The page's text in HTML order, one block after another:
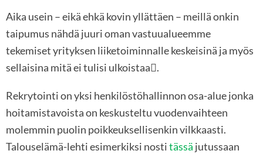
Aika usein – eikä ehkä kovin yllättäen – meillä onkin
taipumus nähdä juuri oman vastuualueemme
tekemiset yrityksen liiketoiminnalle keskeisinä ja myös
sellaisina mitä ei tulisi ulkoistaa.
Rekrytointi on yksi henkilöstöhallinnon osa-alue jonka
hoitamistavoista on keskusteltu vuodenvaihteen
molemmin puolin poikkeuksellisenkin vilkkaasti.
Talouselämä-lehti esimerkiksi nostitässä jutussaan